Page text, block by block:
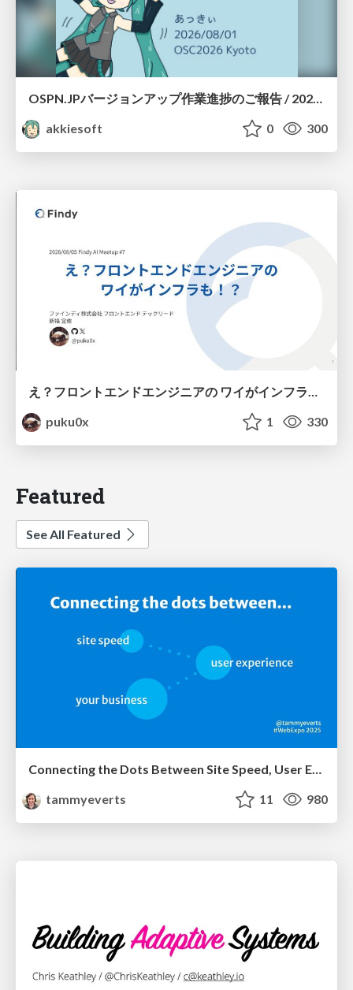
akkiesoft
0 300
え？フロントエンドエンジニアの ワイがインフラも！？
puku0x
1 330
Featured
See All Featured
Connecting the Dots Between Site Speed, User Experience & Your Business [WebExpo 2025]
tammyeverts
11 980